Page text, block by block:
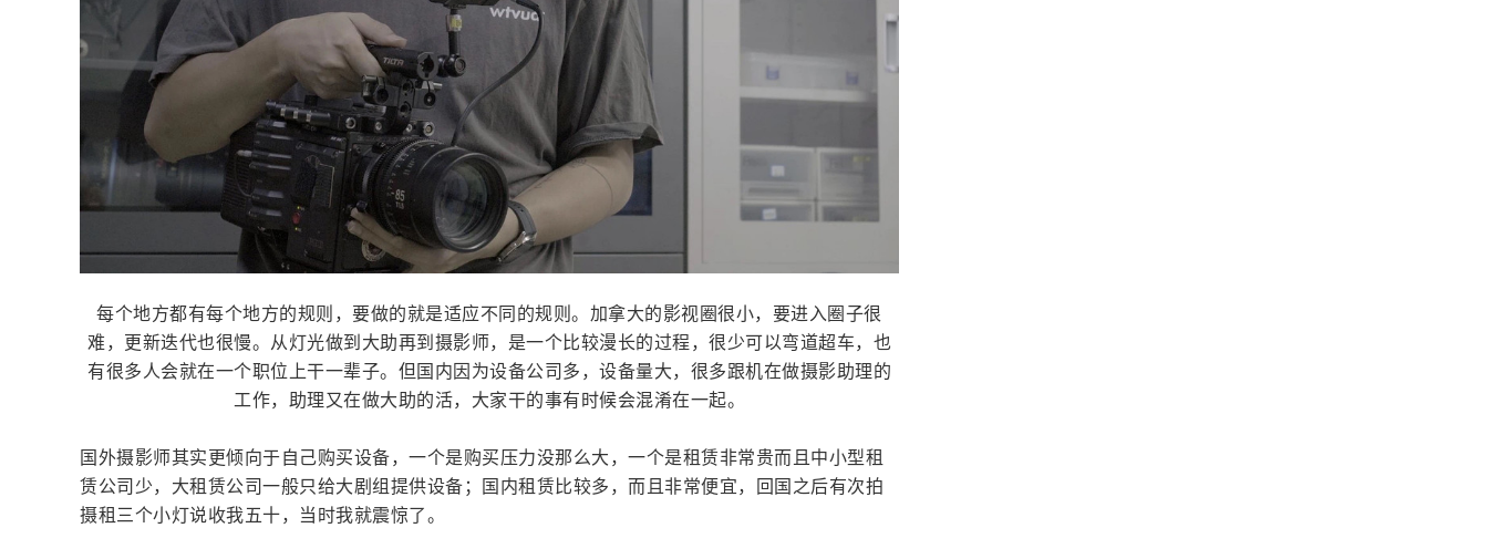
每个地方都有每个地方的规则，要做的就是适应不同的规则。加拿大的影视圈很小，要进入圈子很
难，更新迭代也很慢。从灯光做到大助再到摄影师，是一个比较漫长的过程，很少可以弯道超车，也
有很多人会就在一个职位上干一辈子。但国内因为设备公司多，设备量大，很多跟机在做摄影助理的
工作，助理又在做大助的活，大家干的事有时候会混淆在一起。
国外摄影师其实更倾向于自己购买设备，一个是购买压力没那么大，一个是租赁非常贵而且中小型租
赁公司少，大租赁公司一般只给大剧组提供设备；国内租赁比较多，而且非常便宜，回国之后有次拍
摄租三个小灯说收我五十，当时我就震惊了。